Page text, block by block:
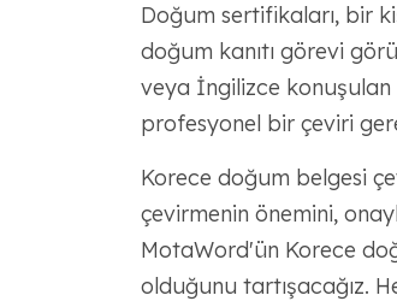
Doğum sertifikaları, bir
doğum kanıtı görevi
veya İngilizce konuşulan
profesyonel bir çeviri
Korece doğum belgesi
çevirmenin önemini,
MotaWord'ün Korece
olduğunu tartışacağız.